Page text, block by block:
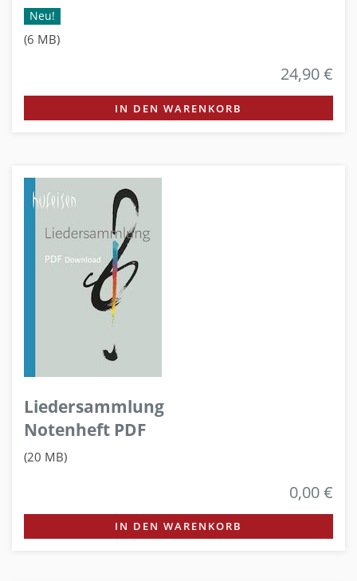
Neu!
(6 MB)
24,90 €
IN DEN WARENKORB
Liedersammlung
Notenheft PDF
(20 MB)
0,00 €
IN DEN WARENKORB